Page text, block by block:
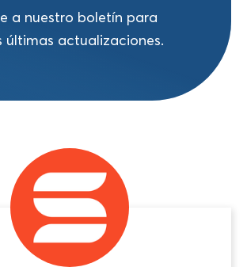
a nuestro boletín para
últimas actualizaciones.